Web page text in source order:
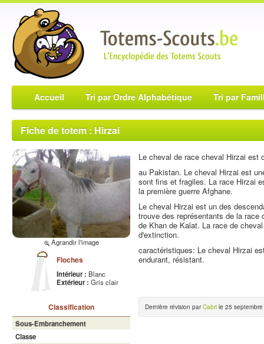
Accueil Tri par Ordre Alphabétique Tri par
Fiche de totem : Hirzai
Agrandir l'image
Floches
Intérieur : Blanc
Extérieur : Gris clair
Classification
Sous-Embranchement
Classe
Le cheval de race cheval Hirzai est
au Pakistan. Le cheval Hirzai est
sont fins et fragiles. La race Hirzai
la première guerre Afghane.
Le cheval Hirzai est un des
trouve des représentants de la
de Khan de Kalat. La race de
d'extinction.
caractéristiques: Le cheval Hirzai
endurant, résistant.
Dernière révision parCabri le 25